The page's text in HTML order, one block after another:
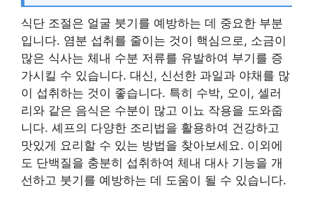
식단 조절은 얼굴 붓기를 예방하는 데 중요한 부분
입니다. 염분 섭취를 줄이는 것이 핵심으로, 소금이
많은 식사는 체내 수분 저류를 유발하여 부기를 증
가시킬 수 있습니다. 대신, 신선한 과일과 야채를 많
이 섭취하는 것이 좋습니다. 특히 수박, 오이, 셀러
리와 같은 음식은 수분이 많고 이뇨 작용을 도와줍
니다. 셰프의 다양한 조리법을 활용하여 건강하고
맛있게 요리할 수 있는 방법을 찾아보세요. 이외에
도 단백질을 충분히 섭취하여 체내 대사 기능을 개
선하고 붓기를 예방하는 데 도움이 될 수 있습니다.